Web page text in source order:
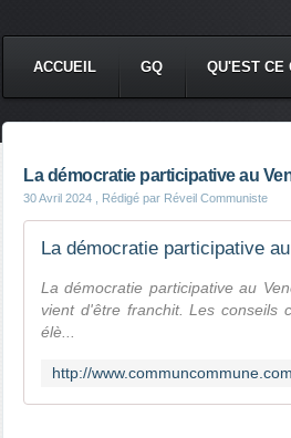
ACCUEIL GQ QU'EST CE
La démocratie participative au
30 Avril 2024 , Rédigé par Réveil Communiste
La démocratie participative au
vient d'être franchit. Les conseils
élè...